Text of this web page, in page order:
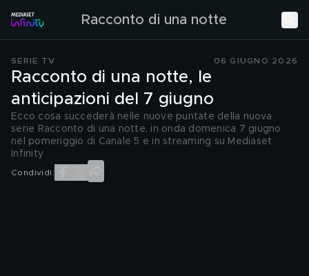
Racconto di una notte
SERIE TV 06 GIUGNO 2026
Racconto di una notte, le
anticipazioni del 7 giugno
Ecco cosa succederà nelle nuove puntate della nuova
serie Racconto di una notte, in onda domenica 7 giugno
nel pomeriggio di Canale 5 e in streaming su Mediaset
Infinity
Condividi: